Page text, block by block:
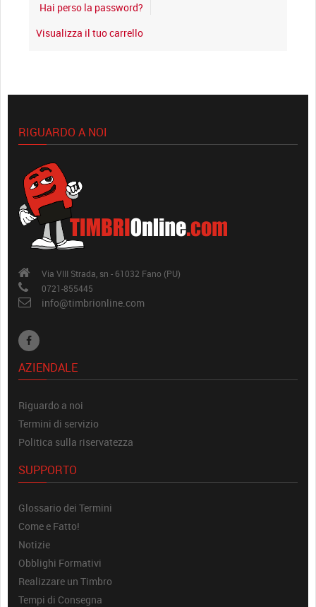
Hai perso la password?
Visualizza il tuo carrello
RIGUARDO A NOI
Via VIII Strada, sn - 61032 Fano (PU)
0721-855445
info@timbrionline.com
AZIENDALE
Riguardo a noi
Termini di servizio
Politica sulla riservatezza
SUPPORTO
Glossario dei Termini
Come e Fatto!
Notizie
Obblighi Formativi
Realizzare un Timbro
Tempi di Consegna